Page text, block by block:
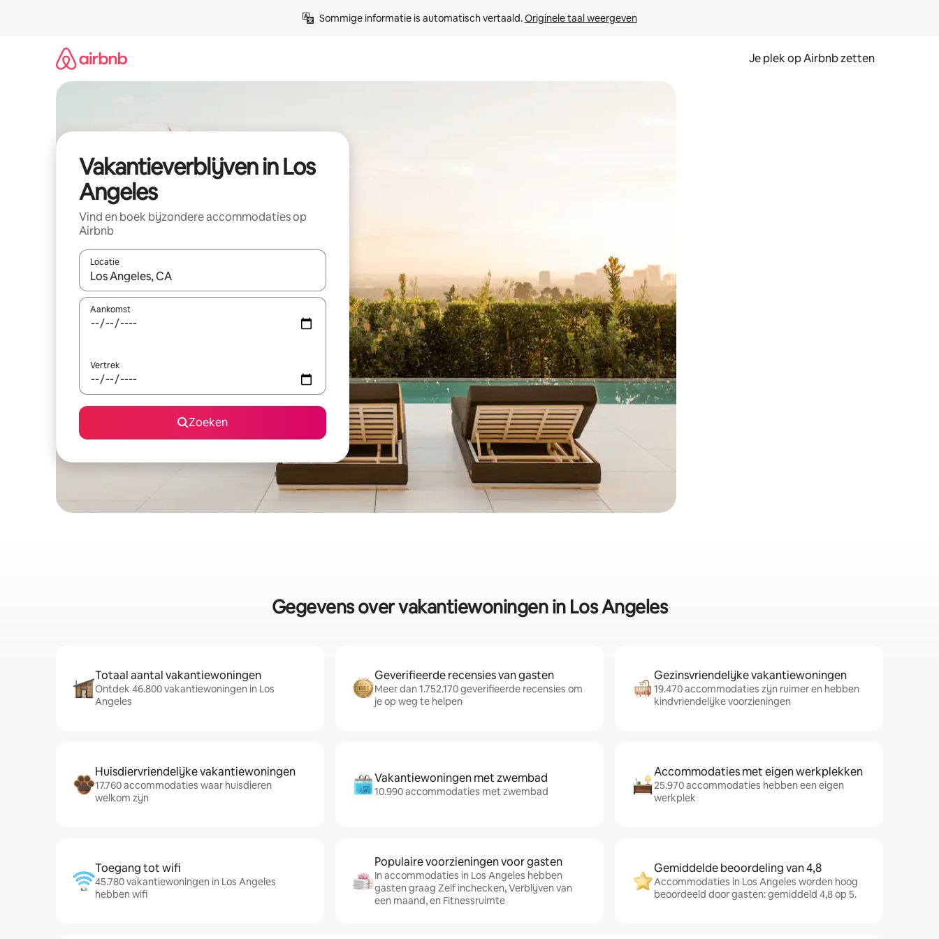
Sommige informatie is automatisch vertaald. Originele taal weergeven
Je plek op Airbnb zetten
Vakantieverblijven in Los
Angeles
Vind en boek bijzondere accommodaties op
Airbnb
Locatie
Wanneer er resultaten beschikbaar zijn, maak je een keuze met je de pijltjestoetsen omhoog en omlaag, óf door te tikken of swipen.
Aankomst
Vertrek
Zoeken
Gegevens over vakantiewoningen in Los Angeles
Totaal aantal vakantiewoningen
Ontdek 46.800 vakantiewoningen in Los
Angeles
Geverifieerde recensies van gasten
Meer dan 1.752.170 geverifieerde recensies om
je op weg te helpen
Gezinsvriendelijke vakantiewoningen
19.470 accommodaties zijn ruimer en hebben
kindvriendelijke voorzieningen
Huisdiervriendelijke vakantiewoningen
17.760 accommodaties waar huisdieren
welkom zijn
Vakantiewoningen met zwembad
10.990 accommodaties met zwembad
Accommodaties met eigen werkplekken
25.970 accommodaties hebben een eigen
werkplek
Toegang tot wifi
45.780 vakantiewoningen in Los Angeles
hebben wifi
Populaire voorzieningen voor gasten
In accommodaties in Los Angeles hebben
gasten graag Zelf inchecken, Verblijven van
een maand, en Fitnessruimte
Gemiddelde beoordeling van 4,8
Accommodaties in Los Angeles worden hoog
beoordeeld door gasten: gemiddeld 4,8 op 5.